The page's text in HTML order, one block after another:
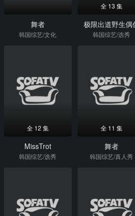
舞者
韩国综艺/文化
全 13 集
极限出道野生偶
韩国综艺/选秀
全 12 集
MissTrot
韩国综艺/选秀
全 11 集
舞者
韩国综艺/真人秀